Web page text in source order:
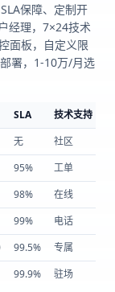
保障、定制开
经理，7×24技术
面板，自定义限
署，1-10万/月选
SLA 技术支持
无 社区
95% 工单
98% 在线
99% 电话
99.5% 专属
99.9% 驻场